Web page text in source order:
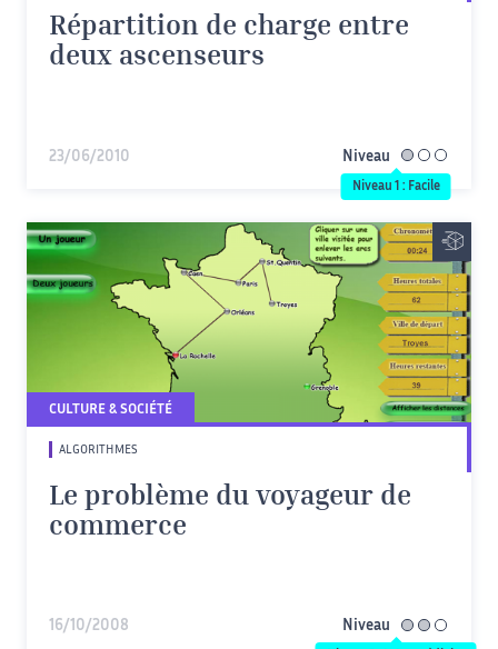
Répartition de charge entre
deux ascenseurs
23/06/2010 Niveau facile
Niveau 1 : Facile
CULTURE & SOCIÉTÉ
ALGORITHMES
Le problème du voyageur de
commerce
16/10/2008 Niveau intermédiaire